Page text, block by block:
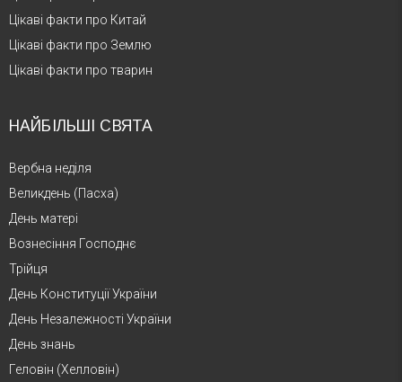
Цікаві факти про Китай
Цікаві факти про Землю
Цікаві факти про тварин
НАЙБІЛЬШІ СВЯТА
Вербна неділя
Великдень (Пасха)
День матері
Вознесіння Господнє
Трійця
День Конституції України
День Незалежності України
День знань
Геловін (Хелловін)